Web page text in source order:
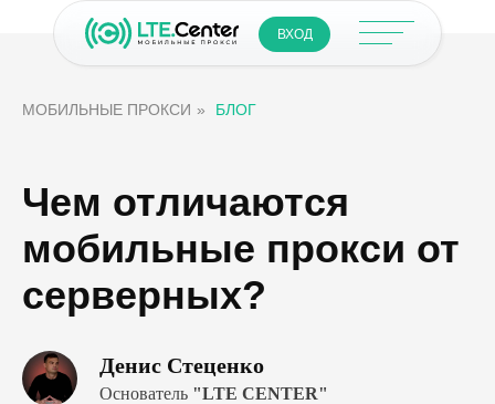
ВХОД
МОБИЛЬНЫЕ ПРОКСИ » БЛОГ
Чем отличаются
мобильные прокси от
серверных?
Денис Стеценко
Основатель "LTE CENTER"